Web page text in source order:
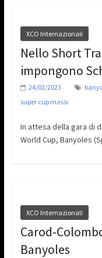
XCO Internazionali
Nello Short
impongono
24/02/2023
super cup massi
In attesa della gara di
World Cup, Banyoles
XCO Internazionali
Carod-
Banyoles